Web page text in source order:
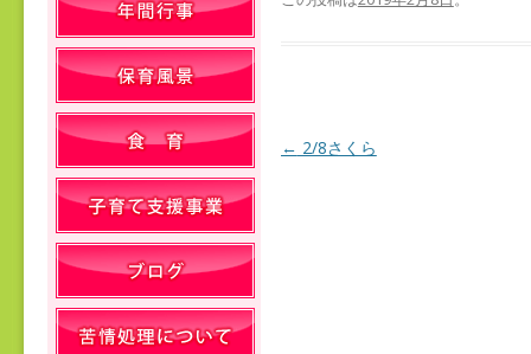
投稿ナビゲーション
← 2/8さくら